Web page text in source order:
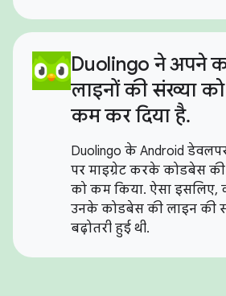
Duolingo ने अपने
लाइनों की संख्या
कम कर दिया है.
Duolingo के Android
पर माइग्रेट करके कोडबेस
को कम किया. ऐसा इसलिए,
उनके कोडबेस की लाइन की
बढ़ोतरी हुई थी.